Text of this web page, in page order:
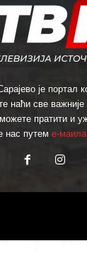
је портал
све важније
пратити и
нас путем е-маила